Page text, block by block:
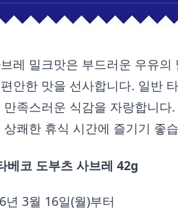
레 밀크맛은 부드러운 우유
안한 맛을 선사합니다. 일반
족스러운 식감을 자랑합니
쾌한 휴식 시간에 즐기기 좋
베코 도부츠 사브레 42g
년 3월 16일(월)부터